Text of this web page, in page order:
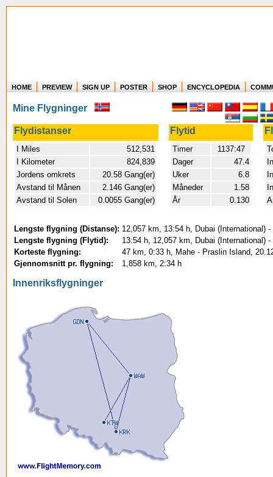
Where in the world have you flown?
How long have you been in the air?
Create your own FlightMemory and see!
HOME PREVIEW SIGN UP POSTER SHOP ENCYCLOPEDIA
Mine Flygninger
Flydistanser Flytid
I Miles
512,531
I Kilometer
824,839
Jordens omkrets
20.58 Gang(er)
Avstand til Månen
2.146 Gang(er)
Avstand til Solen
0.0055 Gang(er)
Timer
1137:47
Dager
47.4
Uker
6.8
Måneder
1.58
År
0.130
Lengste flygning (Distanse): 12,057 km, 13:54 h, Dubai (International)
Lengste flygning (Flytid):
13:54 h, 12,057 km, Dubai (International)
Korteste flygning:
47 km, 0:33 h, Mahe - Praslin Island,
Gjennomsnitt pr. flygning:
1,858 km, 2:34 h
Innenriksflygninger